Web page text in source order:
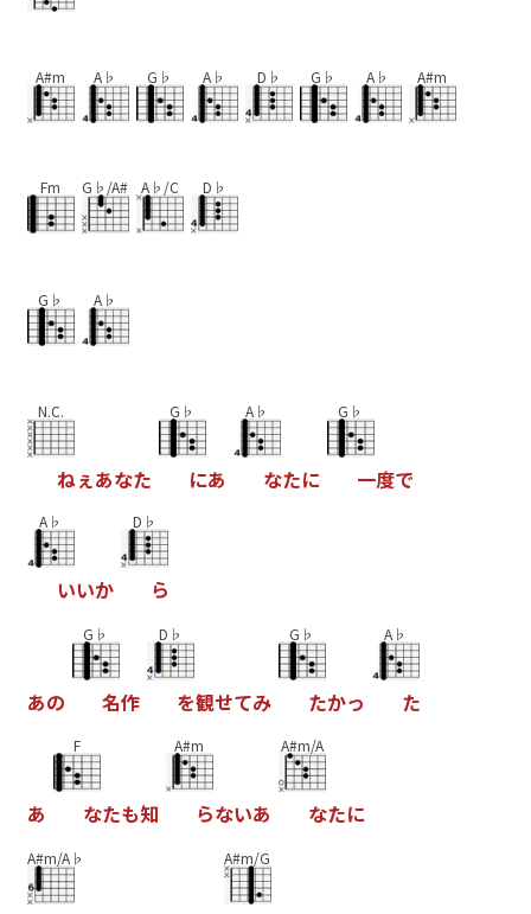
A#m A♭ G♭ A♭ D♭ G♭ A♭ A#m
Fm G♭/A# A♭/C D♭
G♭ A♭
N.C.
ねぇあなた
G♭
にあ
A♭
なたに
G♭
一度で
A♭
いいか
D♭
ら
あの
G♭
名作
D♭
を観せてみ
G♭
たかっ
A♭
た
あ
F
なたも知
A#m
らないあ
A#m/A
なたに
A#m/A♭ A#m/G